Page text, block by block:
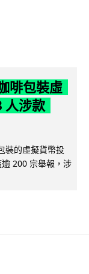
啡包裝虛
人涉款
裝的虛擬貨幣投
200 宗舉報，涉